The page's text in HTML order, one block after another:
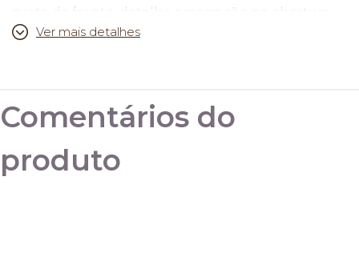
parte da frente, detalhe amarração na abertura,
forrado na frente. Tecido 100% Poliester.
P 38
M 40
Ver mais detalhes
Comentários do
produto